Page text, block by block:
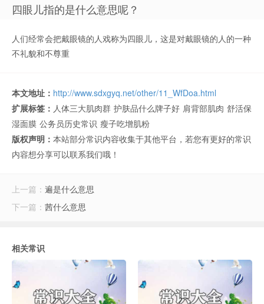
四眼儿指的是什么意思呢？
人们经常会把戴眼镜的人戏称为四眼儿，这是对戴眼镜的人的一种
不礼貌和不尊重
本文地址： http://www.sdxgyq.net/other/11_WfDoa.html
扩展标签： 人体三大肌肉群 护肤品什么牌子好 肩背部肌肉 舒活保
湿面膜 公务员历史常识 瘦子吃增肌粉
版权声明： 本站部分常识内容收集于其他平台，若您有更好的常识
内容想分享可以联系我们哦！
上一篇： 遍是什么意思
下一篇： 茜什么意思
相关常识